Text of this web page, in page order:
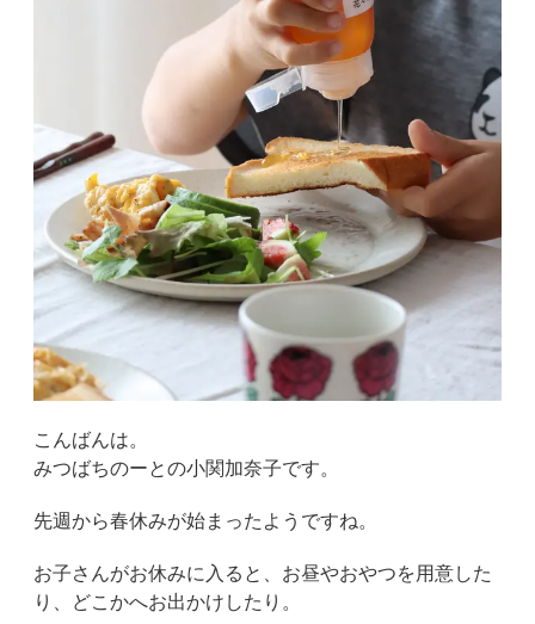
こんばんは。
みつばちのーとの小関加奈子です。
先週から春休みが始まったようですね。
お子さんがお休みに入ると、お昼やおやつを用意した
り、どこかへお出かけしたり。